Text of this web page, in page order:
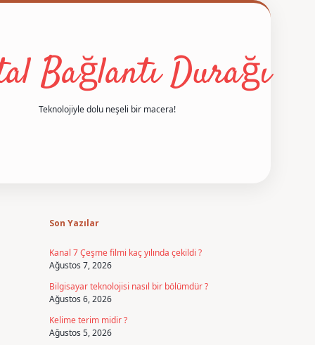
Bağlantı Durağı
Teknolojiyle dolu neşeli bir macera!
Son Yazılar
Kanal 7 Çeşme filmi kaç yılında çekildi ?
Ağustos 7, 2026
Bilgisayar teknolojisi nasıl bir bölümdür ?
Ağustos 6, 2026
Kelime terim midir ?
Ağustos 5, 2026